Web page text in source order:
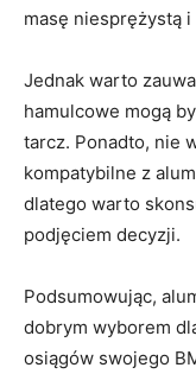
masę niesprężystą
Jednak‍ warto
hamulcowe mogą
tarcz. Ponadto, ​nie
kompatybilne ​z
dlatego warto
podjęciem decyzji.
Podsumowując,
dobrym⁣ wyborem
osiągów ‌swojego